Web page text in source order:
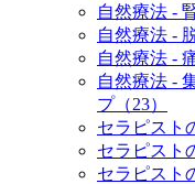
自然療法 -
自然療法 -
自然療法 -
自然療法 -
プ（23）
セラピスト
セラピスト
セラピスト